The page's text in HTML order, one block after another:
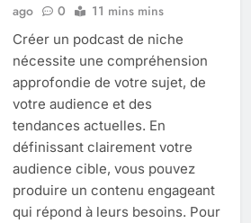
ago
0 11 mins mins
Créer un podcast de niche
nécessite une compréhension
approfondie de votre sujet, de
votre audience et des
tendances actuelles. En
définissant clairement votre
audience cible, vous pouvez
produire un contenu engageant
qui répond à leurs besoins. Pour